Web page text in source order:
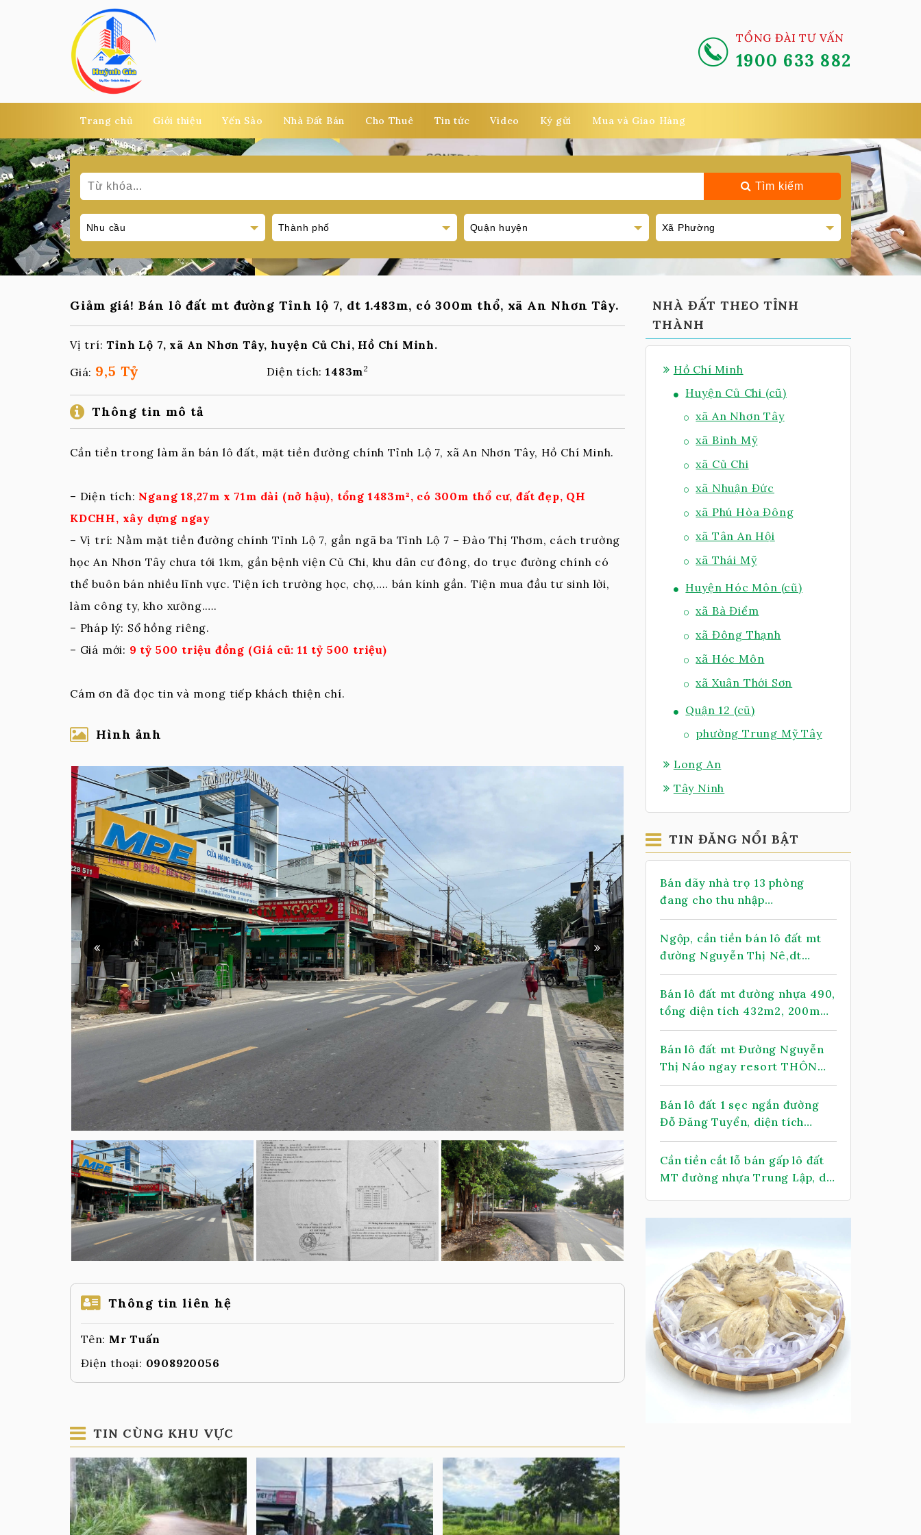
TỔNG ĐÀI TƯ VẤN
1900 633 882
Trang chủ Giới thiệu Yến Sào Nhà Đất Bán Cho Thuê Tin tức Video Ký gửi Mua và Giao Hàng
Tìm kiếm
Giảm giá! Bán lô đất mt đường Tỉnh lộ 7, dt 1.483m, có 300m thổ, xã An Nhơn Tây.
Vị trí:Tỉnh Lộ 7, xã An Nhơn Tây, huyện Củ Chi, Hồ Chí Minh.
Giá: 9,5 Tỷ Diện tích:1483m 2
Thông tin mô tả
Cần tiền trong làm ăn bán lô đất, mặt tiền đường chính Tỉnh Lộ 7, xã An Nhơn Tây, Hồ Chí Minh.
– Diện tích: Ngang 18,27m x 71m dài (nở hậu), tổng 1483m², có 300m thổ cư, đất đẹp, QH
KDCHH, xây dựng ngay
– Vị trí: Nằm mặt tiền đường chính Tỉnh Lộ 7, gần ngã ba Tỉnh Lộ 7 – Đào Thị Thơm, cách trường
học An Nhơn Tây chưa tới 1km, gần bệnh viện Củ Chi, khu dân cư đông, do trục đường chính có
thể buôn bán nhiều lĩnh vực. Tiện ích trường học, chợ,…. bán kính gần. Tiện mua đầu tư sinh lời,
làm công ty, kho xưởng.….
– Pháp lý: Sổ hồng riêng.
– Giá mới: 9 tỷ 500 triệu đồng (Giá cũ: 11 tỷ 500 triệu)
Cám ơn đã đọc tin và mong tiếp khách thiện chí.
Hình ảnh
Thông tin liên hệ
Tên: Mr Tuấn
Điện thoại: 0908920056
TIN CÙNG KHU VỰC
NHÀ ĐẤT THEO TỈNH
THÀNH
Hồ Chí Minh
Huyện Củ Chi (cũ)
xã An Nhơn Tây
xã Bình Mỹ
xã Củ Chi
xã Nhuận Đức
xã Phú Hòa Đông
xã Tân An Hội
xã Thái Mỹ
Huyện Hóc Môn (cũ)
xã Bà Điểm
xã Đông Thạnh
xã Hóc Môn
xã Xuân Thới Sơn
Quận 12 (cũ)
phường Trung Mỹ Tây
Long An
Tây Ninh
TIN ĐĂNG NỔI BẬT
Bán dãy nhà trọ 13 phòng
đang cho thu nhập
14tr/Tháng, 2 sẹc TL 2, dt
478m2, có 399m thổ cư, xã
Nhuận Đức (mới)
Ngộp, cần tiền bán lô đất mt
đường Nguyễn Thị Nê,dt
1.068m2, có 388m thổ cư, xã
Phú Hòa Đông.
Bán lô đất mt đường nhựa 490,
tổng diện tích 432m2, 200m
thổ cư, xã Nhuận Đức
Bán lô đất mt Đường Nguyễn
Thị Náo ngay resort THÔN
KINH ĐÔNG, dt 145m, full thổ,
xã Thái Mỹ.
Bán lô đất 1 sẹc ngắn đường
Đỗ Đăng Tuyển, diện tích
118m, full thổ cư, xã An Nhơn
Tây
Cần tiền cắt lỗ bán gấp lô đất
MT đường nhựa Trung Lập, dt